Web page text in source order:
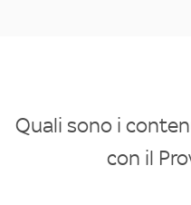
Quali sono i
con il